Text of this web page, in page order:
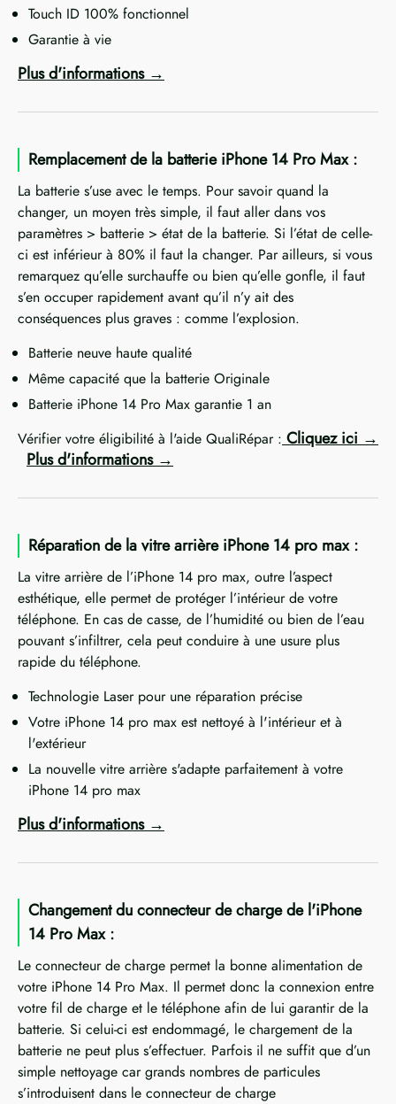
Touch ID 100% fonctionnel
Garantie à vie
Plus d'informations
Remplacement de la batterie iPhone 14 Pro Max :
La batterie s’use avec le temps. Pour savoir quand la
changer, un moyen très simple, il faut aller dans vos
paramètres > batterie > état de la batterie. Si l’état de celle-
ci est inférieur à 80% il faut la changer. Par ailleurs, si vous
remarquez qu’elle surchauffe ou bien qu’elle gonfle, il faut
s’en occuper rapidement avant qu’il n’y ait des
conséquences plus graves : comme l’explosion.
Batterie neuve haute qualité
Même capacité que la batterie Originale
Batterie iPhone 14 Pro Max garantie 1 an
Vérifier votre éligibilité à l'aide QualiRépar : Cliquez ici
Plus d'informations
Réparation de la vitre arrière iPhone 14 pro max :
La vitre arrière de l’iPhone 14 pro max, outre l’aspect
esthétique, elle permet de protéger l’intérieur de votre
téléphone. En cas de casse, de l’humidité ou bien de l’eau
pouvant s’infiltrer, cela peut conduire à une usure plus
rapide du téléphone.
Technologie Laser pour une réparation précise
Votre iPhone 14 pro max est nettoyé à l'intérieur et à
l'extérieur
La nouvelle vitre arrière s'adapte parfaitement à votre
iPhone 14 pro max
Plus d'informations
Changement du connecteur de charge de l'iPhone
14 Pro Max :
Le connecteur de charge permet la bonne alimentation de
votre iPhone 14 Pro Max. Il permet donc la connexion entre
votre fil de charge et le téléphone afin de lui garantir de la
batterie. Si celui-ci est endommagé, le chargement de la
batterie ne peut plus s’effectuer. Parfois il ne suffit que d’un
simple nettoyage car grands nombres de particules
s’introduisent dans le connecteur de charge